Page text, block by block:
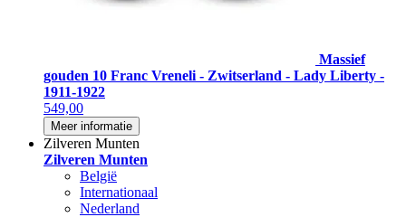
Massief
gouden 10 Franc Vreneli - Zwitserland - Lady Liberty -
1911-1922
549,00
Meer informatie
Zilveren Munten
Zilveren Munten
België
Internationaal
Nederland